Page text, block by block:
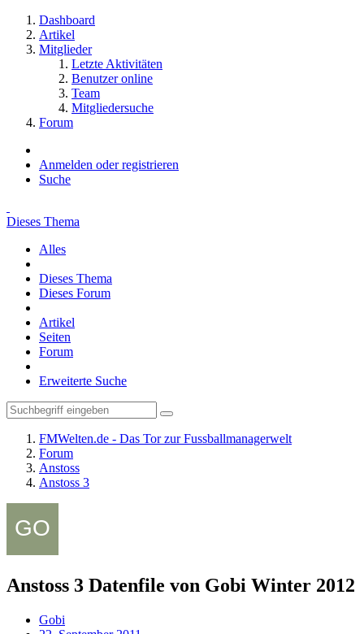
Dashboard
Artikel
Mitglieder
Letzte Aktivitäten
Benutzer online
Team
Mitgliedersuche
Forum
Anmelden oder registrieren
Suche
Dieses Thema
Alles
Dieses Thema
Dieses Forum
Artikel
Seiten
Forum
Erweiterte Suche
FMWelten.de - Das Tor zur Fussballmanagerwelt
Forum
Anstoss
Anstoss 3
Anstoss 3 Datenfile von Gobi Winter 2012
Gobi